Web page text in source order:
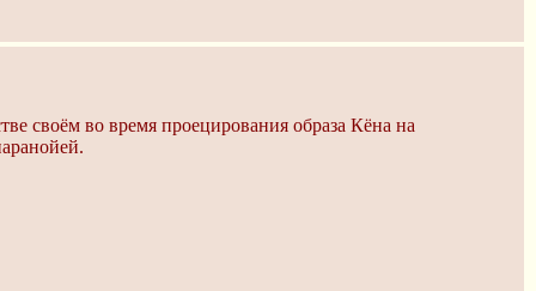
своём во время проецирования образа Кёна на